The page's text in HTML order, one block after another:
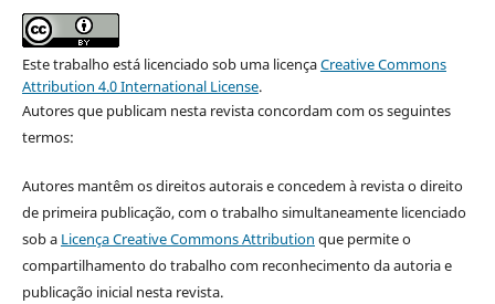
Este trabalho está licenciado sob uma licençaCreative Commons
Attribution 4.0 International License.
Autores que publicam nesta revista concordam com os seguintes
termos:
Autores mantêm os direitos autorais e concedem à revista o direito
de primeira publicação, com o trabalho simultaneamente licenciado
sob a Licença Creative Commons Attribution que permite o
compartilhamento do trabalho com reconhecimento da autoria e
publicação inicial nesta revista.